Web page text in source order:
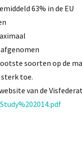
63% in de EU
soorten op de
toe.
van de